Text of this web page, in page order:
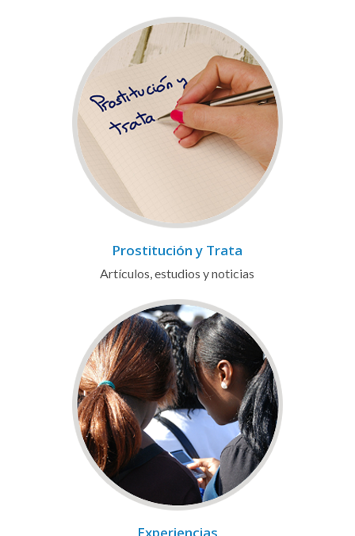
Prostitución y Trata
Artículos, estudios y noticias